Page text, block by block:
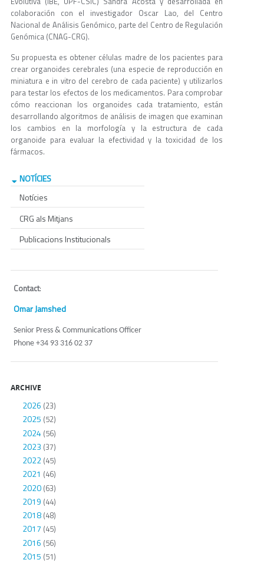
colaboración con el investigador Oscar Lao, del Centro
Nacional de Análisis Genómico, parte del Centro de Regulación
Genómica (CNAG-CRG).
Su propuesta es obtener células madre de los pacientes para
crear organoides cerebrales (una especie de reproducción en
miniatura e in vitro del cerebro de cada paciente) y utilizarlos
para testar los efectos de los medicamentos. Para comprobar
cómo reaccionan los organoides cada tratamiento, están
desarrollando algoritmos de análisis de imagen que examinan
los cambios en la morfología y la estructura de cada
organoide para evaluar la efectividad y la toxicidad de los
fármacos.
NOTÍCIES
Notícies
CRG als Mitjans
Publicacions Institucionals
Contact:
Omar Jamshed
Senior Press & Communications Officer
Phone +34 93 316 02 37
ARCHIVE
2026 (23)
2025 (52)
2024(56)
2023 (37)
2022(45)
2021 (46)
2020(63)
2019 (44)
2018(48)
2017 (45)
2016 (56)
2015 (51)